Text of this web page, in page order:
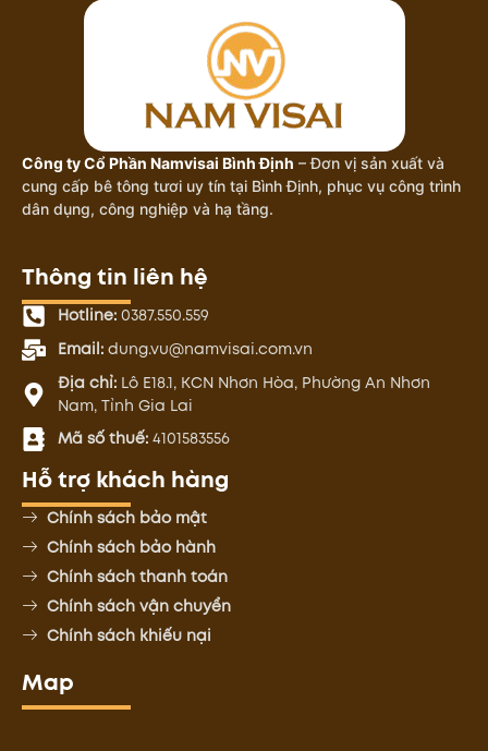
Công ty Cổ Phần Namvisai Bình Định – Đơn vị sản xuất và
cung cấp bê tông tươi uy tín tại Bình Định, phục vụ công trình
dân dụng, công nghiệp và hạ tầng.
Thông tin liên hệ
Hotline:0387.550.559
Email:dung.vu@namvisai.com.vn
Địa chỉ:Lô E18.1, KCN Nhơn Hòa, Phường An Nhơn
Nam, Tỉnh Gia Lai
Mã số thuế:4101583556
Hỗ trợ khách hàng
Chính sách bảo mật
Chính sách bảo hành
Chính sách thanh toán
Chính sách vận chuyển
Chính sách khiếu nại
Map